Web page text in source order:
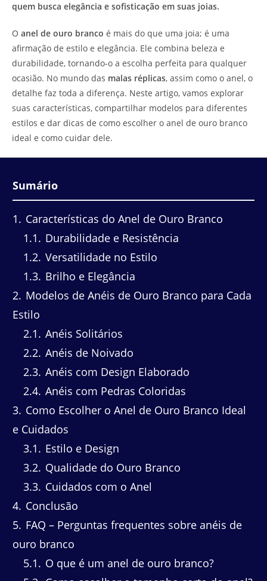
quem busca elegância e sofisticação em suas joias.
O anel de ouro branco é mais do que uma joia; é uma
afirmação de estilo e elegância. Ele combina beleza e
durabilidade, tornando-o a escolha perfeita para qualquer
ocasião. No mundo das malas réplicas, assim como o anel, o
detalhe faz toda a diferença. Neste artigo, vamos explorar
suas características, compartilhar modelos para diferentes
estilos e dar dicas de como escolher o anel de ouro branco
ideal e como cuidar dele.
Sumário
1
Características do Anel de Ouro Branco
1.1
Durabilidade e Resistência
1.2 Versatilidade no Estilo
1.3 Brilho e Elegância
2 Modelos de Anéis de Ouro Branco para Cada
Estilo
2.1
Anéis Solitários
2.2 Anéis de Noivado
2.3 Anéis com Design Elaborado
2.4 Anéis com Pedras Coloridas
3 Como Escolher o Anel de Ouro Branco Ideal
e Cuidados
3.1
Estilo e Design
3.2 Qualidade do Ouro Branco
3.3 Cuidados com o Anel
4 Conclusão
5 FAQ – Perguntas frequentes sobre anéis de
ouro branco
5.1
O que é um anel de ouro branco?